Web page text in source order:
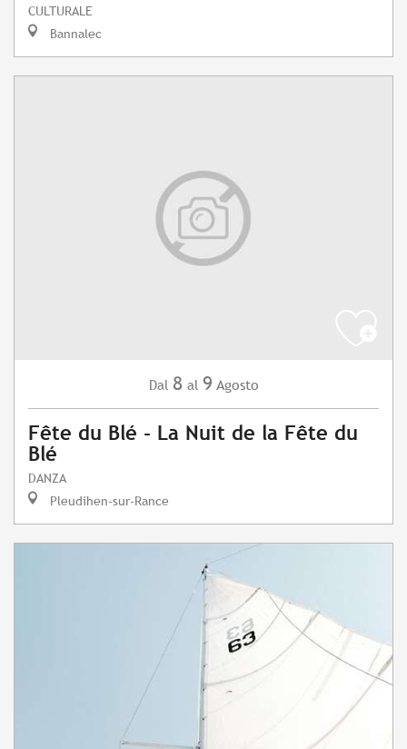
CULTURALE
Bannalec
Dal 8 al 9 Agosto
Fête du Blé - La Nuit de la Fête du
Blé
DANZA
Pleudihen-sur-Rance